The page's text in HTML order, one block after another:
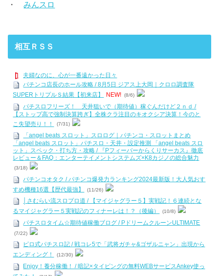
・みんスロ
相互ＲＳＳ
夫婦なのに、心が一番遠かった日々
パチンコ店長のホール攻略 / 8月5日 ジアス上大岡｜クロロ調査隊
SUPERトリプルＳ結果【初来店】
NEW! (8/6)
パチスロフリーズ！ 天井狙いで（期待値）稼ぐんだけど２ｎｄ /
【ストップ高で強制決算跨ぎ】全株クラ注目のキオクシア決算！今のと
こ失望売り！！
(7/31)
「angel beats スロット」スロログ｜パチンコ・スロットまとめ
「angel beats スロット」パチスロ・天井・設定推測 「angel beats スロ
ット」スペック・打ち方・攻略 / 『Pフィーバーからくりサーカス』徹底
レビュー＆FAQ：エンターテイメントシステムズ×K8カジノの総合魅力
(3/18)
パチンコオタク / パチンコ爆発力ランキング2024最新版！大人気おす
すめ機種16選【歴代最強】
(11/26)
│さむらい流スロプロ道 / 【マイジャグラー５】実戦記！６連続とな
るマイジャグラー５実戦記のフィナーレは！？（後編）
(10/8)
パチスロタイム☆期待値稼働ブログ / PドリームクルーンULTIMATE
(7/22)
ピロ式パチスロ記 / 戦コレ5で「武将ガチャ&ゴザルニャン」出現から
エンディング！
(12/30)
Enjoy！養分稼働！ / 暗記×タイピングの無料WEBサービスAnkey使っ